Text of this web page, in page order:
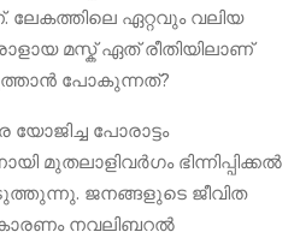
ലേകത്തിലെ ഏറ്റവും വലിയ
മസ്ക് ഏത് രീതിയിലാണ്
പോകുന്നത്?
പോരാട്ടം
മുതലാളിവർഗം ഭിന്നിപ്പിക്കൽ
ജനങ്ങളുടെ ജീവിത
നവലിബറൽ